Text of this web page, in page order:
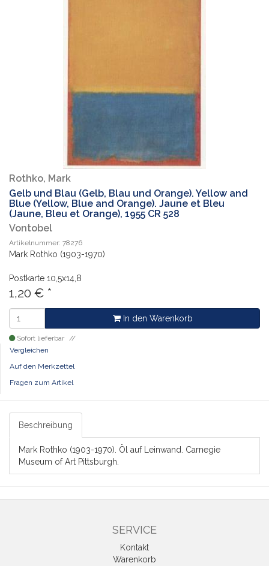
Rothko, Mark
Gelb und Blau (Gelb, Blau und Orange). Yellow and
Blue (Yellow, Blue and Orange). Jaune et Bleu
(Jaune, Bleu et Orange), 1955 CR 528
Vontobel
Artikelnummer: 78276
Mark Rothko (1903-1970)
Postkarte 10,5x14,8
1,20 € *
In den Warenkorb
Sofort lieferbar
Vergleichen
Auf den Merkzettel
Fragen zum Artikel
Beschreibung
Mark Rothko (1903-1970). Öl auf Leinwand. Carnegie
Museum of Art Pittsburgh.
SERVICE
Kontakt
Warenkorb